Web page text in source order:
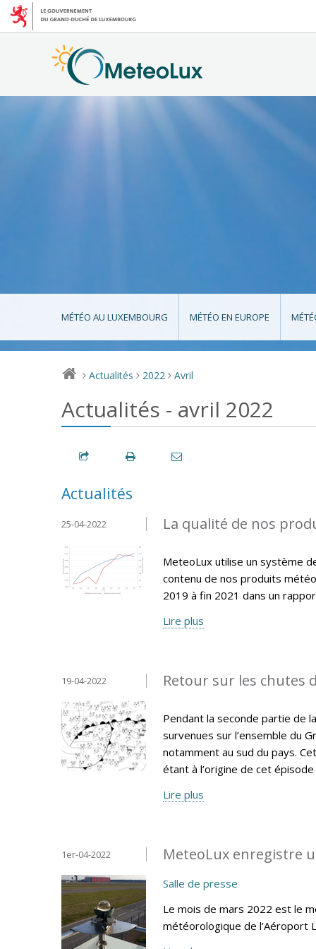
MÉTÉO AU LUXEMBOURG MÉTÉO EN EUROPE
> Actualités > 2022 > Avril
Actualités - avril 2022
Actualités
La qualité de nos
25-04-2022
MeteoLux utilise un système
contenu de nos produits
2019 à fin 2021 dans un
Lire plus
Retour sur les chutes
19-04-2022
Pendant la seconde partie de
survenues sur l’ensemble du
notamment au sud du pays.
étant à l’origine de cet épisode
Lire plus
MeteoLux enregistre
1er-04-2022
Salle de presse
Le mois de mars 2022 est le
météorologique de l’Aéroport